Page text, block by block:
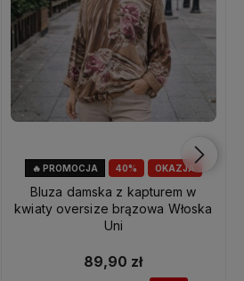
40% OKAZJA
🔥 PROMOCJA
Bluza damska z kapturem w
kwiaty oversize brązowa Włoska
Uni
89,90 zł